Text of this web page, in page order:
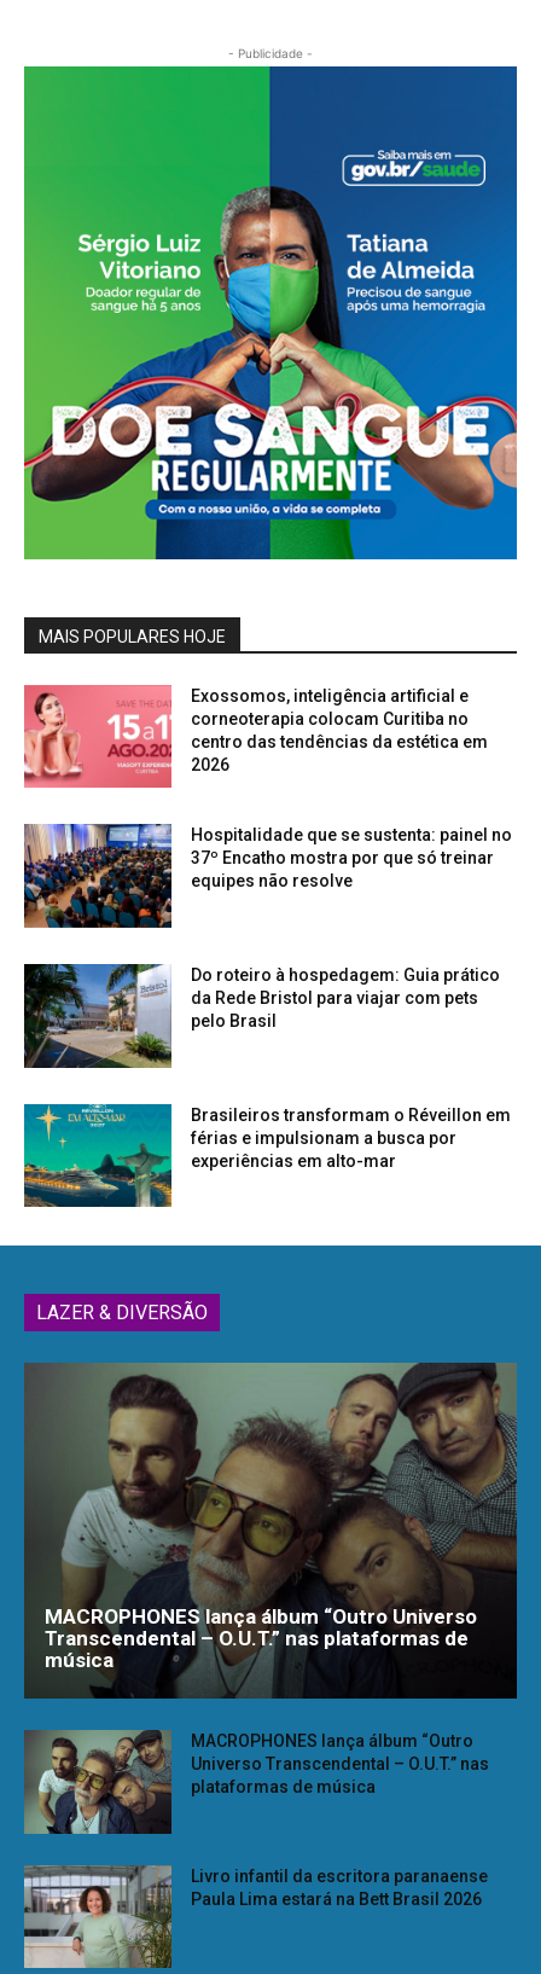
- Publicidade -
MAIS POPULARES HOJE
Exossomos, inteligência artificial e
corneoterapia colocam Curitiba no
centro das tendências da estética em
2026
Hospitalidade que se sustenta: painel no
37º Encatho mostra por que só treinar
equipes não resolve
Do roteiro à hospedagem: Guia prático
da Rede Bristol para viajar com pets
pelo Brasil
Brasileiros transformam o Réveillon em
férias e impulsionam a busca por
experiências em alto-mar
LAZER & DIVERSÃO
MACROPHONES lança álbum “Outro Universo
Transcendental – O.U.T.” nas plataformas de
música
MACROPHONES lança álbum “Outro
Universo Transcendental – O.U.T.” nas
plataformas de música
Livro infantil da escritora paranaense
Paula Lima estará na Bett Brasil 2026